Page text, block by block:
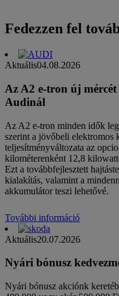
Fedezzen fel
Aktuális04.08.2026
Az A2 e-tron új
Audinál
Az A2 e-tron minden idők
szerint a jövőbeli elektromos
teljesítményváltozata az
kilométerenként 12,8
Ezt a továbbfejlesztett
kialakítás, valamint a
akkumulátor teszi lehetővé.
További információ
Aktuális20.07.2026
Nyári bónusz
Nyári bónusz akciónk